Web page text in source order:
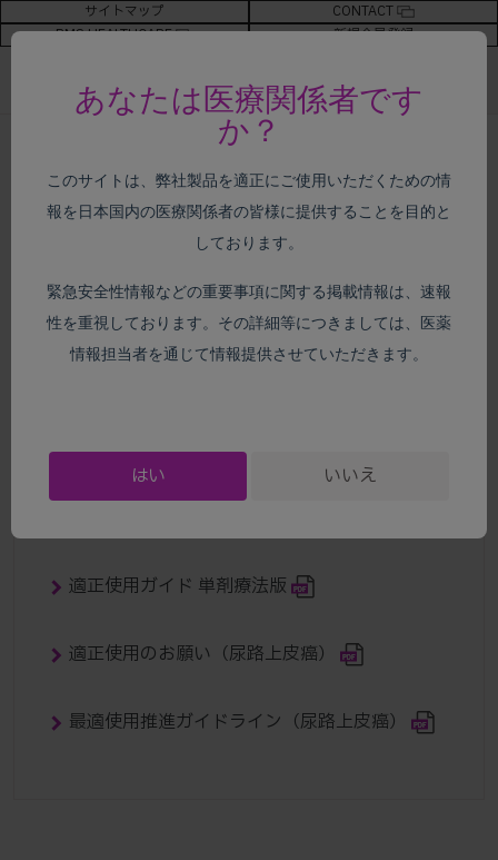
サイトマップ
CONTACT
BMS HEALTHCARE
新規会員登録
尿路上皮癌> 安全性情報
がん種別情報
安全性情報
関連情報
適正使用ガイド 単剤療法版
適正使用のお願い（尿路上皮癌）
最適使用推進ガイドライン（尿路上皮癌）
あなたは医療関係者です
か？
このサイトは、弊社製品を適正にご使用いただくための情
報を日本国内の医療関係者の皆様に提供することを目的と
しております。
緊急安全性情報などの重要事項に関する掲載情報は、速報
性を重視しております。その詳細等につきましては、医薬
情報担当者を通じて情報提供させていただきます。
はい いいえ